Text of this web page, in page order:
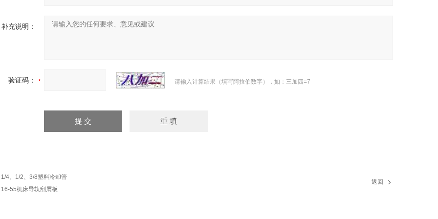
补充说明：
验证码： 请输入计算结果（填写阿拉伯数字），如：三加四=7
1/4、1/2、3/8塑料冷却管
16-55机床导轨刮屑板
返回